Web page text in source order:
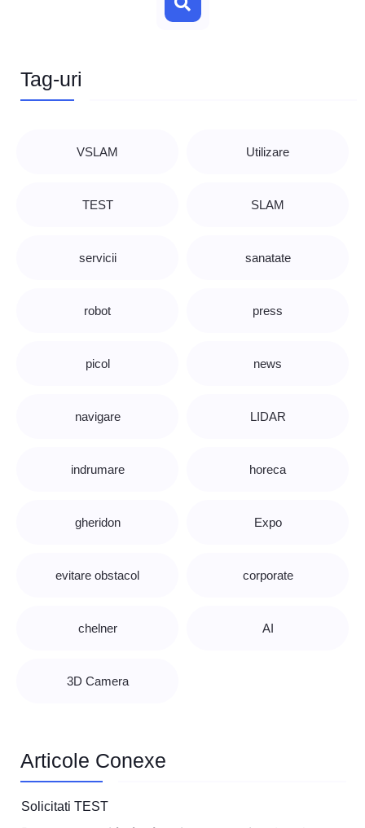
Tag-uri
VSLAM Utilizare
TEST SLAM
servicii sanatate
robot press
picol news
navigare LIDAR
indrumare horeca
gheridon Expo
evitare obstacol corporate
chelner AI
3D Camera
Articole Conexe
Solicitati TEST